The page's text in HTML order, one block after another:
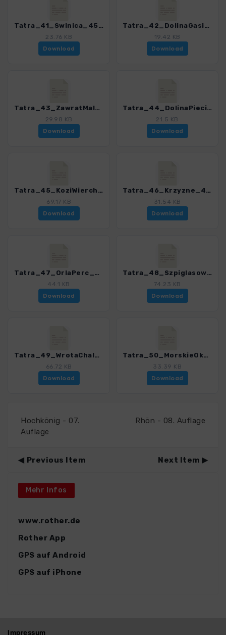
Tatra_41_Swinica_4503_7.gpx
23.76 KB
Download
Tatra_42_DolinaGasienicowa_4503_7.gpx
19.42 KB
Download
Tatra_43_ZawratMalyKoziWierch_4503_7.gpx
29.98 KB
Download
Tatra_44_DolinaPieciuStawowPolskich_4503_7.gpx
21.5 KB
Download
Tatra_45_KoziWierch_4503_7.gpx
69.17 KB
Download
Tatra_46_Krzyzne_4503_7.gpx
31.54 KB
Download
Tatra_47_OrlaPerc_4503_7.gpx
44.1 KB
Download
Tatra_48_SzpiglasowyWierch_4503_7.gpx
74.23 KB
Download
Tatra_49_WrotaChalubinskiego_4503_7.gpx
66.72 KB
Download
Tatra_50_MorskieOkoRysy_4503_7.gpx
33.39 KB
Download
Hochkönig - 07.
Auflage
Rhön - 08. Auflage
Previous Item Next Item
Mehr Infos
www.rother.de
Rother App
GPS auf Android
GPS auf iPhone
Impressum